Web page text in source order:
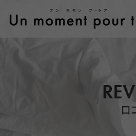
口